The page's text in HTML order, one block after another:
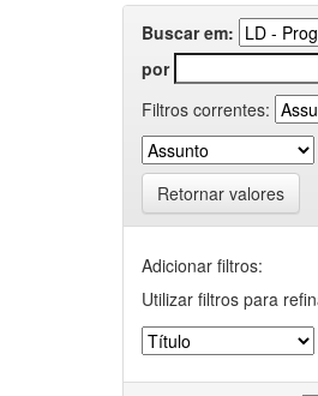
Buscar em:
por
Filtros correntes:
Retornar valores
Adicionar filtros:
Utilizar filtros para